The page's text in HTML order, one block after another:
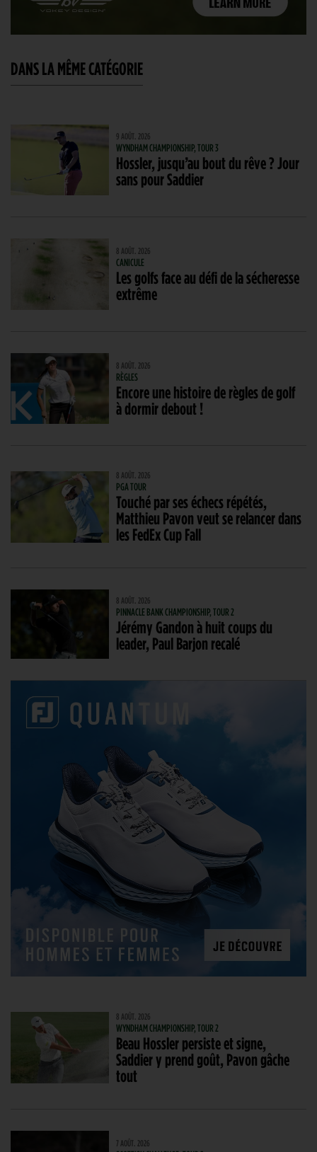
DANS LA MÊME CATÉGORIE
9 AOÛT. 2026
WYNDHAM CHAMPIONSHIP, TOUR 3
Hossler, jusqu’au bout du rêve ? Jour
sans pour Saddier
8 AOÛT. 2026
CANICULE
Les golfs face au défi de la sécheresse
extrême
8 AOÛT. 2026
RÈGLES
Encore une histoire de règles de golf
à dormir debout !
8 AOÛT. 2026
PGA TOUR
Touché par ses échecs répétés,
Matthieu Pavon veut se relancer dans
les FedEx Cup Fall
8 AOÛT. 2026
PINNACLE BANK CHAMPIONSHIP, TOUR 2
Jérémy Gandon à huit coups du
leader, Paul Barjon recalé
8 AOÛT. 2026
WYNDHAM CHAMPIONSHIP, TOUR 2
Beau Hossler persiste et signe,
Saddier y prend goût, Pavon gâche
tout
7 AOÛT. 2026